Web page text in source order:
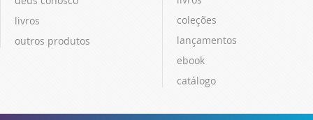
livros
outros produtos
coleções
lançamentos
ebook
catálogo